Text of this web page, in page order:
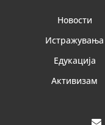
Новости
Истражувања
Едукација
Активизам